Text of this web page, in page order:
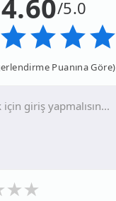
4.60/5.0
Puanına Göre)
3
2